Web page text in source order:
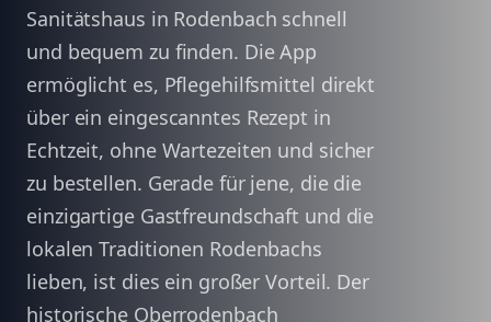
Sanitätshaus in Rodenbach schnell
und bequem zu finden. Die App
ermöglicht es, Pflegehilfsmittel direkt
über ein eingescanntes Rezept in
Echtzeit, ohne Wartezeiten und sicher
zu bestellen. Gerade für jene, die die
einzigartige Gastfreundschaft und die
lokalen Traditionen Rodenbachs
lieben, ist dies ein großer Vorteil. Der
historische Oberrodenbach